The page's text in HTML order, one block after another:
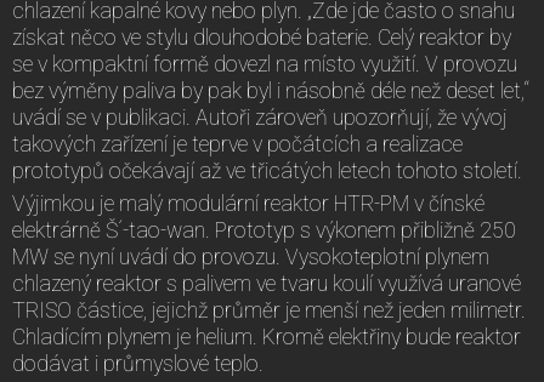
chlazení kapalné kovy nebo plyn. „Zde jde často o snahu
získat něco ve stylu dlouhodobé baterie. Celý reaktor by
se v kompaktní formě dovezl na místo využití. V provozu
bez výměny paliva by pak byl i násobně déle než deset let,“
uvádí se v publikaci. Autoři zároveň upozorňují, že vývoj
takových zařízení je teprve v počátcích a realizace
prototypů očekávají až ve třicátých letech tohoto století.
Výjimkou je malý modulární reaktor HTR-PM v čínské
elektrárně Š´-tao-wan. Prototyp s výkonem přibližně 250
MW se nyní uvádí do provozu. Vysokoteplotní plynem
chlazený reaktor s palivem ve tvaru koulí využívá uranové
TRISO částice, jejichž průměr je menší než jeden milimetr.
Chladícím plynem je helium. Kromě elektřiny bude reaktor
dodávat i průmyslové teplo.